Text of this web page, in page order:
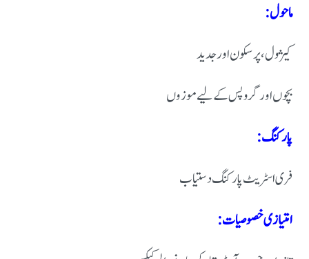
ماحول:
کیژول، پرسکون اور جدید
بچوں اور گروپس کے لیے موزوں
پارکنگ:
فری اسٹریٹ پارکنگ دستیاب
امتیازی خصوصیات: